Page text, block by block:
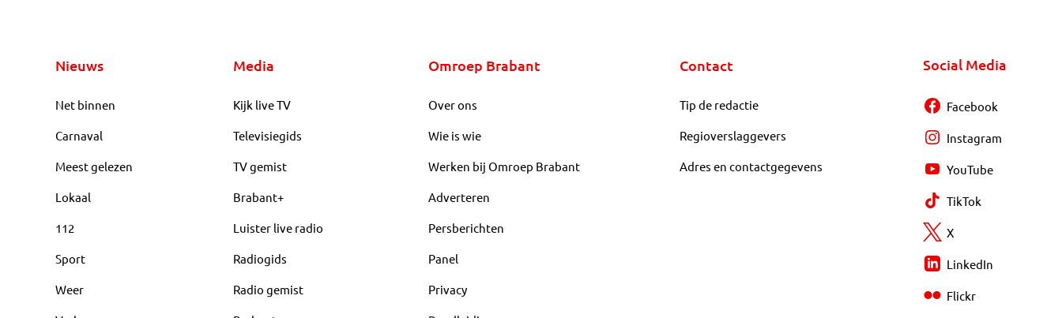
Nieuws
Net binnen
Carnaval
Meest gelezen
Lokaal
112
Sport
Weer
Media
Kijk live TV
Televisiegids
TV gemist
Brabant+
Luister live radio
Radiogids
Radio gemist
Omroep Brabant
Over ons
Wie is wie
Werken bij Omroep Brabant
Adverteren
Persberichten
Panel
Privacy
Contact
Tip de redactie
Regioverslaggevers
Adres en contactgegevens
Social Media
Facebook
Instagram
YouTube
TikTok
X
LinkedIn
Flickr